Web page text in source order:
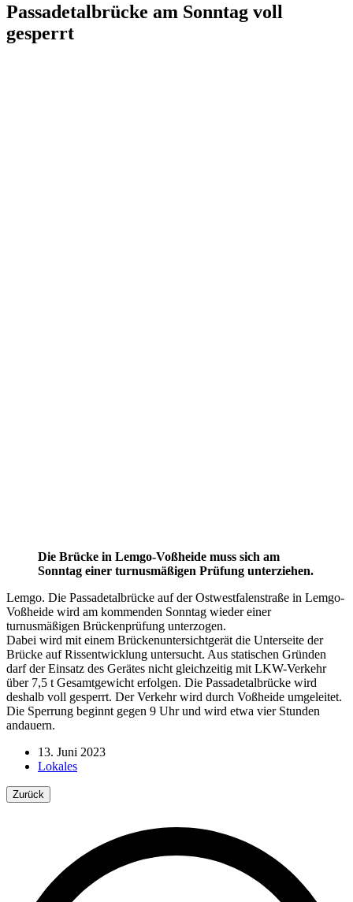
Passadetalbrücke am Sonntag voll
gesperrt
Die Brücke in Lemgo-Voßheide muss sich am
Sonntag einer turnusmäßigen Prüfung unterziehen.
Lemgo. Die Passadetalbrücke auf der Ostwestfalenstraße in Lemgo-
Voßheide wird am kommenden Sonntag wieder einer
turnusmäßigen Brückenprüfung unterzogen.
Dabei wird mit einem Brückenuntersichtgerät die Unterseite der
Brücke auf Rissentwicklung untersucht. Aus statischen Gründen
darf der Einsatz des Gerätes nicht gleichzeitig mit LKW-Verkehr
über 7,5 t Gesamtgewicht erfolgen. Die Passadetalbrücke wird
deshalb voll gesperrt. Der Verkehr wird durch Voßheide umgeleitet.
Die Sperrung beginnt gegen 9 Uhr und wird etwa vier Stunden
andauern.
13. Juni 2023
Lokales